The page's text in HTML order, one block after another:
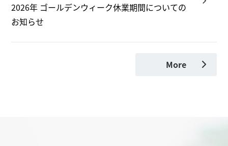
2026年 ゴールデンウィーク休業期間についての
お知らせ
More